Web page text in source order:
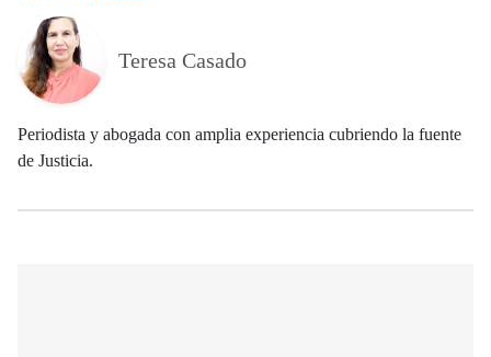
Teresa Casado
Periodista y abogada con amplia experiencia cubriendo la fuente
de Justicia.